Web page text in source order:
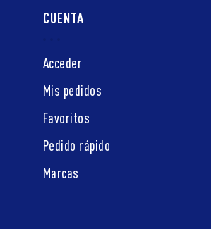
CUENTA
Acceder
Mis pedidos
Favoritos
Pedido rápido
Marcas